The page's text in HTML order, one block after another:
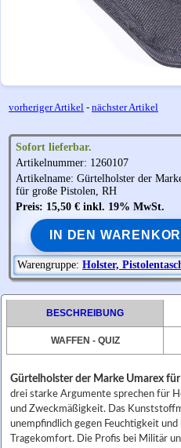
vorheriger Artikel - nächster Artikel
Sofort lieferbar.
Artikelnummer: 1260107
Artikelname: Gürtelholster der
für große Pistolen, RH
Preis: 15,50 € inkl. 19% MwSt.
IN DEN
Warengruppe: Holster,
BESCHREIBUNG
WAFFEN - QUIZ
Gürtelholster der Marke Umarex
drei starke Argumente sprechen für
und Zweckmäßigkeit. Das
unempfindlich gegen Feuchtigkeit
Tragekomfort. Die Profis bei Militär